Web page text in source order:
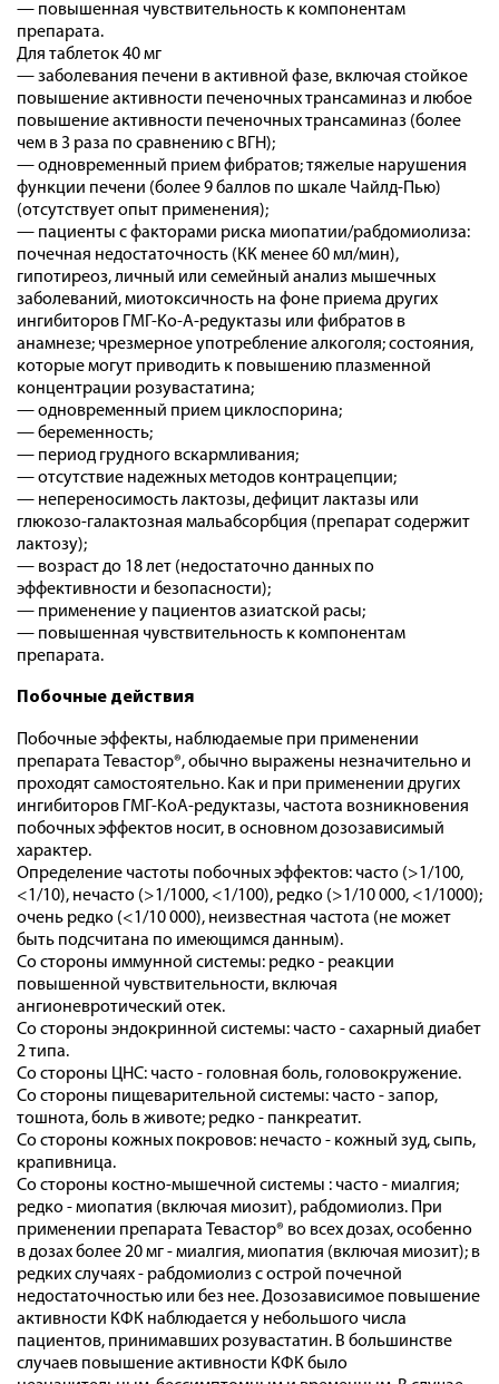
— повышенная чувствительность к компонентам
препарата.
Для таблеток 40 мг
— заболевания печени в активной фазе, включая стойкое
повышение активности печеночных трансаминаз и любое
повышение активности печеночных трансаминаз (более
чем в 3 раза по сравнению с ВГН);
— одновременный прием фибратов; тяжелые нарушения
функции печени (более 9 баллов по шкале Чайлд-Пью)
(отсутствует опыт применения);
— пациенты с факторами риска миопатии/рабдомиолиза:
почечная недостаточность (КК менее 60 мл/мин),
гипотиреоз, личный или семейный анализ мышечных
заболеваний, миотоксичность на фоне приема других
ингибиторов ГМГ-Ко-А-редуктазы или фибратов в
анамнезе; чрезмерное употребление алкоголя; состояния,
которые могут приводить к повышению плазменной
концентрации розувастатина;
— одновременный прием циклоспорина;
— беременность;
— период грудного вскармливания;
— отсутствие надежных методов контрацепции;
— непереносимость лактозы, дефицит лактазы или
глюкозо-галактозная мальабсорбция (препарат содержит
лактозу);
— возраст до 18 лет (недостаточно данных по
эффективности и безопасности);
— применение у пациентов азиатской расы;
— повышенная чувствительность к компонентам
препарата.
Побочные действия
Побочные эффекты, наблюдаемые при применении
препарата Тевастор®, обычно выражены незначительно и
проходят самостоятельно. Как и при применении других
ингибиторов ГМГ-КоА-редуктазы, частота возникновения
побочных эффектов носит, в основном дозозависимый
характер.
Определение частоты побочных эффектов: часто (>1/100,
<1/10), нечасто (>1/1000, <1/100), редко (>1/10 000, <1/1000);
очень редко (<1/10 000), неизвестная частота (не может
быть подсчитана по имеющимся данным).
Со стороны иммунной системы: редко - реакции
повышенной чувствительности, включая
ангионевротический отек.
Со стороны эндокринной системы: часто - сахарный диабет
2 типа.
Со стороны ЦНС: часто - головная боль, головокружение.
Со стороны пищеварительной системы: часто - запор,
тошнота, боль в животе; редко - панкреатит.
Со стороны кожных покровов: нечасто - кожный зуд, сыпь,
крапивница.
Со стороны костно-мышечной системы : часто - миалгия;
редко - миопатия (включая миозит), рабдомиолиз. При
применении препарата Тевастор® во всех дозах, особенно
в дозах более 20 мг - миалгия, миопатия (включая миозит); в
редких случаях - рабдомиолиз с острой почечной
недостаточностью или без нее. Дозозависимое повышение
активности КФК наблюдается у небольшого числа
пациентов, принимавших розувастатин. В большинстве
случаев повышение активности КФК было